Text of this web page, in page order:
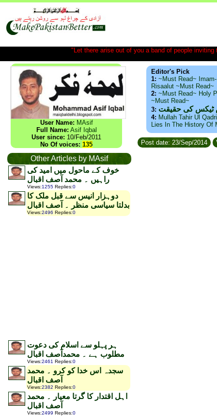
"Let there arise out of you a band of people
User Name: MAsif
Full Name: Asif Iqbal
User since: 10/Feb/2011
No Of voices: 135
Other Articles by MAsif
خوف کے ماحول میں امید کی
راہیں ۔ محمد آصف اقبال
Views:1255 Replies:0
دوہزار انیس سے قبل ملک کا
بدلتا سیاسی منظر ۔ آصف اقبال
Views:2496 Replies:0
ہر پہلو سے اسلام کی دعوت
مطلوب ہے ۔ محمدآصف اقبال
Views:2461 Replies:0
سجدہ اس خدا کو کرو ۔ محمد
آصف اقبال
Views:2382 Replies:0
اہل اقتدار کا گرتا معیار ۔ محمد
آصف اقبال
Views:2499 Replies:0
Editor's Pick
1: ~Must Read~
Risaalut ~Must Read~
2: ~Must Read~ Holy
~Must Read~
3: ٹیکس کی حقیقت
4: Mullah Tahir Ul
Lies In The History Of
Post date: 23/Sep/2014